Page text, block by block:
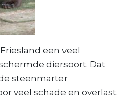
een veel
diersoort. Dat
steenmarter
veel schade en overlast.